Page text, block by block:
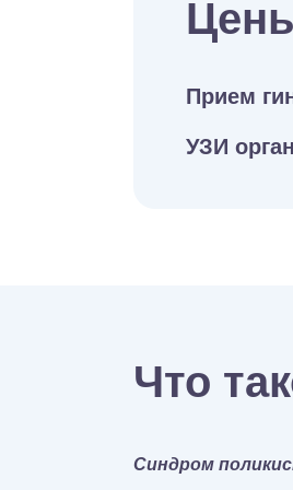
Прием
УЗИ
Что
Синдром